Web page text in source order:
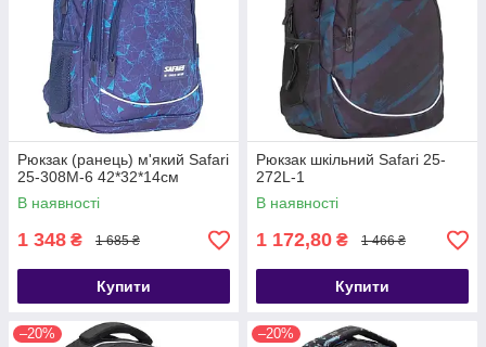
Рюкзак (ранець) м'який Safari
25-308M-6 42*32*14см
В наявності
1 348 ₴ 1 685 ₴
Купити
Рюкзак шкільний Safari 25-
272L-1
В наявності
1 172,80 ₴ 1 466 ₴
Купити
–20% –20%